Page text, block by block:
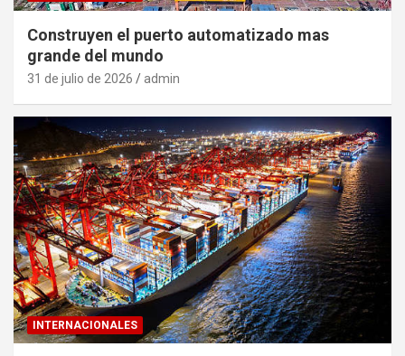
Construyen el puerto automatizado mas
grande del mundo
31 de julio de 2026 admin
INTERNACIONALES